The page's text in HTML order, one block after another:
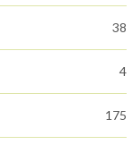
38
4
175